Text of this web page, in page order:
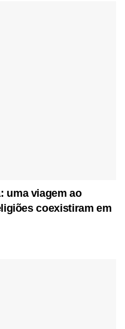
uma viagem ao
coexistiram em